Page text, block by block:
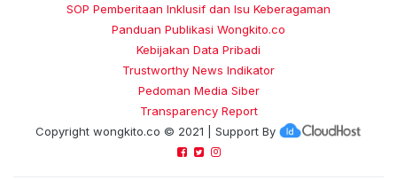
SOP Pemberitaan Inklusif dan Isu Keberagaman
Panduan Publikasi Wongkito.co
Kebijakan Data Pribadi
Trustworthy News Indikator
Pedoman Media Siber
Transparency Report
Copyright wongkito.co © 2021 | Support By